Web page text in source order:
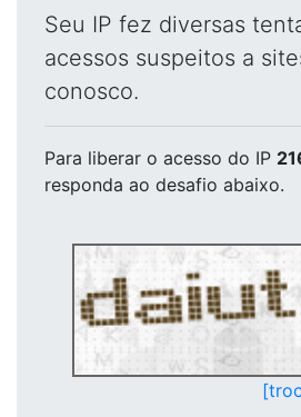
Seu IP fez diversas
acessos suspeitos a
conosco.
Para liberar o acesso do IP
responda ao desafio abaixo.